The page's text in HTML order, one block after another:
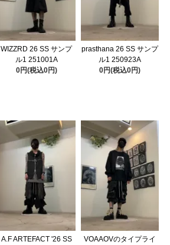
WIZZRD 26 SS サンプ
ル1 251001A
0円(税込0円)
prasthana 26 SS サンプ
ル1 250923A
0円(税込0円)
A.F ARTEFACT '26 SS
VOAAOVのタイプライ